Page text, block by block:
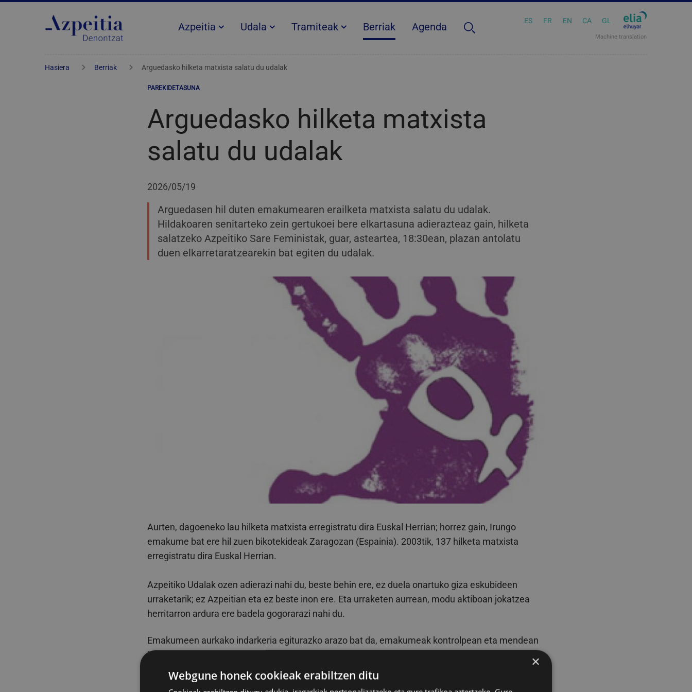
Azpeitia Udala Tramiteak Berriak Agenda ES FR EN CA GL
Machine translation
Hasiera Berriak Arguedasko hilketa matxista salatu du udalak
PAREKIDETASUNA
Arguedasko hilketa matxista
salatu du udalak
2026/05/19
Arguedasen hil duten emakumearen erailketa matxista salatu du udalak.
Hildakoaren senitarteko zein gertukoei bere elkartasuna adierazteaz gain, hilketa
salatzeko Azpeitiko Sare Feministak, guar, asteartea, 18:30ean, plazan antolatu
duen elkarretaratzearekin bat egiten du udalak.
Aurten, dagoeneko lau hilketa matxista erregistratu dira Euskal Herrian; horrez gain, Irungo
emakume bat ere hil zuen bikotekideak Zaragozan (Espainia). 2003tik, 137 hilketa matxista
erregistratu dira Euskal Herrian.
Azpeitiko Udalak ozen adierazi nahi du, beste behin ere, ez duela onartuko giza eskubideen
urraketarik; ez Azpeitian eta ez beste inon ere. Eta urraketen aurrean, modu aktiboan jokatzea
herritarron ardura ere badela gogorarazi nahi du.
Emakumeen aurkako indarkeria egiturazko arazo bat da, emakumeak kontrolpean eta mendean
izan nahi dituena. Beraz, indarkeria hori ez da ekintza bakartuen edota azalpenik gabeko
gertakarien emaitza. Aitzitik, generoen gaineko aurreiritziak, gizartean aski errotuta dauden
horiek dira, hain zuzen, halako ondorio larri eta tamalgarrien sortzaile. Hilketa matxista
×
Webgune honek cookieak erabiltzen ditu